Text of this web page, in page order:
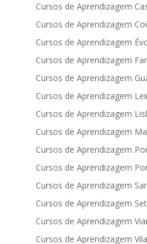
Cursos de Aprendizagem
Cursos de Aprendizagem
Cursos de Aprendizagem
Cursos de Aprendizagem
Cursos de Aprendizagem
Cursos de Aprendizagem
Cursos de Aprendizagem
Cursos de Aprendizagem
Cursos de Aprendizagem
Cursos de Aprendizagem
Cursos de Aprendizagem
Cursos de Aprendizagem
Cursos de Aprendizagem
Cursos de Aprendizagem